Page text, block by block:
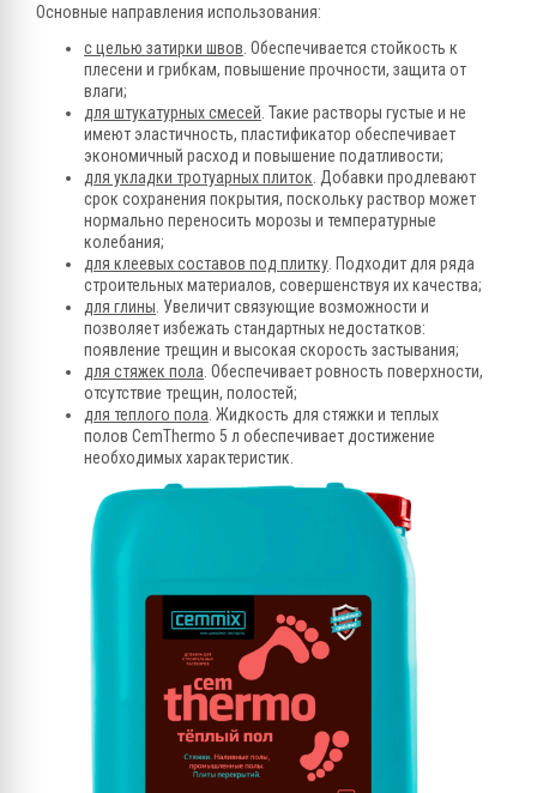
Основные направления использования:
с целью затирки швов . Обеспечивается стойкость к
плесени и грибкам, повышение прочности, защита от
влаги;
для штукатурных смесей . Такие растворы густые и не
имеют эластичность, пластификатор обеспечивает
экономичный расход и повышение податливости;
для укладки тротуарных плиток . Добавки продлевают
срок сохранения покрытия, поскольку раствор может
нормально переносить морозы и температурные
колебания;
для клеевых составов под плитку . Подходит для ряда
строительных материалов, совершенствуя их качества;
для глины . Увеличит связующие возможности и
позволяет избежать стандартных недостатков:
появление трещин и высокая скорость застывания;
для стяжек пола . Обеспечивает ровность поверхности,
отсутствие трещин, полостей;
для теплого пола . Жидкость для стяжки и теплых
полов CemThermo 5 л обеспечивает достижение
необходимых характеристик.